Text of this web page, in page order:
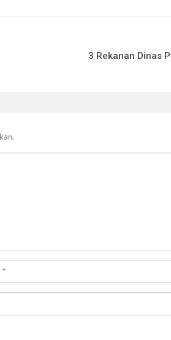
3 Rekanan Dinas